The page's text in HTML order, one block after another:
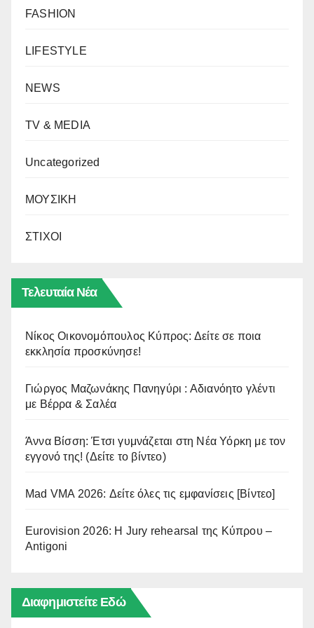
FASHION
LIFESTYLE
NEWS
TV & MEDIA
Uncategorized
ΜΟΥΣΙΚΗ
ΣΤΙΧΟΙ
Τελευταία Νέα
Νίκος Οικονομόπουλος Κύπρος: Δείτε σε ποια
εκκλησία προσκύνησε!
Γιώργος Μαζωνάκης Πανηγύρι : Αδιανόητο γλέντι
με Βέρρα & Σαλέα
Άννα Βίσση: Έτσι γυμνάζεται στη Νέα Υόρκη με τον
εγγονό της! (Δείτε το βίντεο)
Mad VMA 2026: Δείτε όλες τις εμφανίσεις [Βίντεο]
Eurovision 2026: Η Jury rehearsal της Κύπρου –
Antigoni
Διαφημιστείτε Εδώ